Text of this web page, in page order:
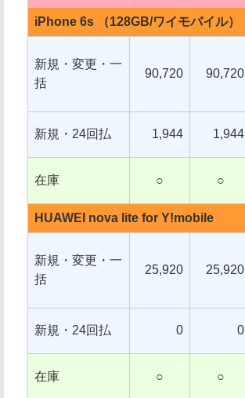
iPhone 6s （128GB/ワイモバイル）
新規・変更・一
括
90,720 90,720
新規・24回払 1,944 1,944
在庫 ○ ○
HUAWEI nova lite for Y!mobile
新規・変更・一
括
25,920 25,920
新規・24回払 0 0
在庫 ○ ○